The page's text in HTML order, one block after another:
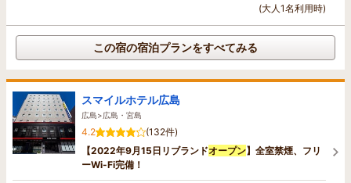
(大人1名利用時)
この宿の宿泊プランをすべてみる
スマイルホテル広島
広島>広島・宮島
4.2
(132件)
【2022年9月15日リブランドオープン】全室禁煙、フリ
ーWi-Fi完備！